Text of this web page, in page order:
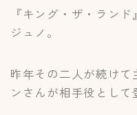
『キング・ザ・ラン
ジュノ。
昨年その二人が続けて
ンさんが相手役として